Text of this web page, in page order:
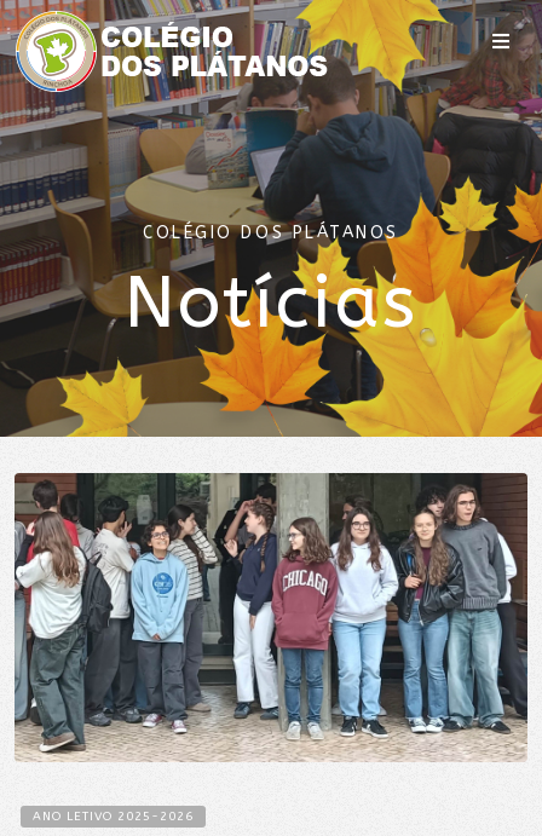
COLÉGIO DOS PLÁTANOS
Notícias
ANO LETIVO 2025-2026